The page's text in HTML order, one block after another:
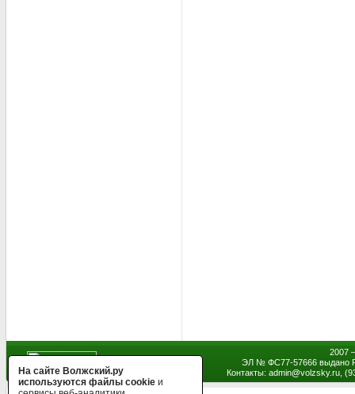
2007
ЭЛ № ФС77-57666 выдано
Контакты: admin@volzsky.ru,
На сайте Волжский.ру
используются файлы cookie и